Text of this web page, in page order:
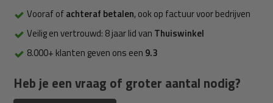
Vooraf ofachteraf betalen, ook op factuur voor bedrijven
Veilig en vertrouwd: 8 jaar lid van Thuiswinkel
8.000+ klanten geven ons een 9.3
Heb je een vraag of groter aantal nodig?